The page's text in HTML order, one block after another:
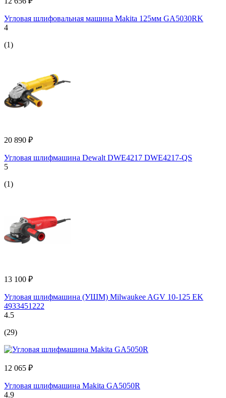
Угловая шлифовальная машина Makita 125мм GA5030RK
4
(1)
20 890 ₽
Угловая шлифмашина Dewalt DWE4217 DWE4217-QS
5
(1)
13 100 ₽
Угловая шлифмашина (УШМ) Milwaukee AGV 10-125 EK
4933451222
4.5
(29)
12 065 ₽
Угловая шлифмашина Makita GA5050R
4.9